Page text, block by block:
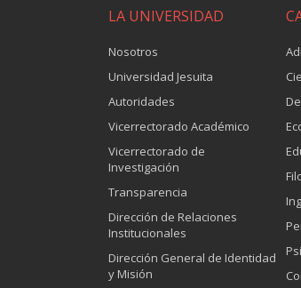
LA UNIVERSIDAD
Nosotros
Universidad Jesuita
Autoridades
Vicerrectorado Académico
Vicerrectorado de
Investigación
Transparencia
Dirección de Relaciones
Institucionales
Dirección General de Identidad
y Misión